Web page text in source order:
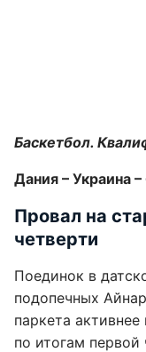
Баскетбол.
Дания – Украина
Провал на
четверти
Поединок в
подопечных
паркета
по итогам первой